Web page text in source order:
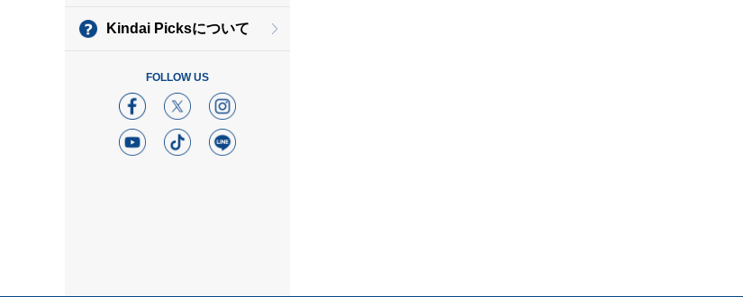
Kindai Picksについて
FOLLOW US